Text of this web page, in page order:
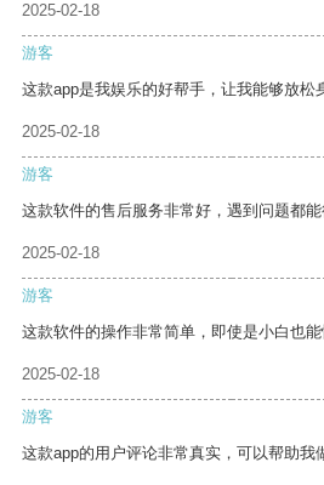
2025-02-18
游客
这款app是我娱乐的好帮手，让我能够放松
2025-02-18
游客
这款软件的售后服务非常好，遇到问题都能
2025-02-18
游客
这款软件的操作非常简单，即使是小白也能
2025-02-18
游客
这款app的用户评论非常真实，可以帮助我